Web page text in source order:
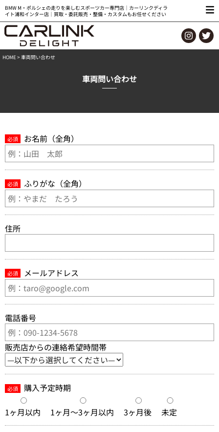
BMW M・ポルシェの走りを楽しむスポーツカー専門店｜カーリンクディラ
イト浦和インター店｜買取・委託販売・整備・カスタムもお任せください
HOME> 車両問い合わせ
車両問い合わせ
必須 お名前（全角）
必須 ふりがな（全角）
住所
必須 メールアドレス
電話番号
販売店からの連絡希望時間帯
必須 購入予定時期
1ヶ月以内 1ヶ月～3ヶ月以内 3ヶ月後 未定